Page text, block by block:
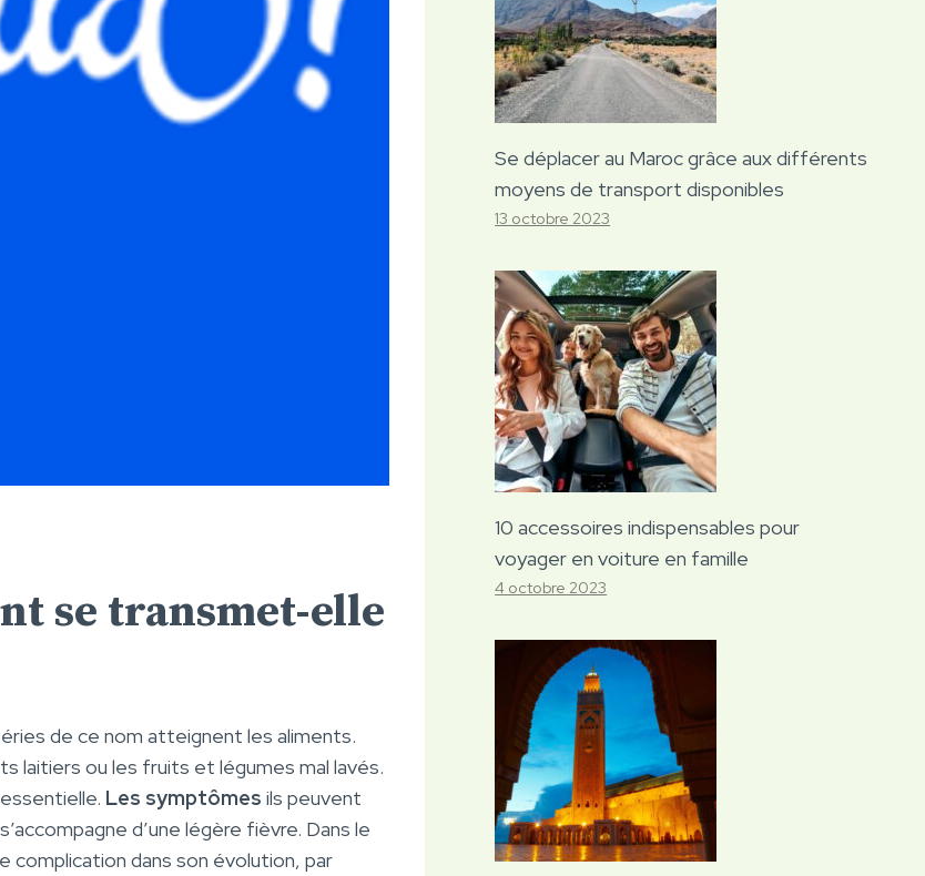
se transmet-elle
de ce nom atteignent les aliments.
laitiers ou les fruits et légumes mal lavés.
Les symptômes ils peuvent
d’une légère fièvre. Dans le
complication dans son évolution, par
Se déplacer au Maroc grâce aux différents
moyens de transport disponibles
13 octobre 2023
10 accessoires indispensables pour
voyager en voiture en famille
4 octobre 2023